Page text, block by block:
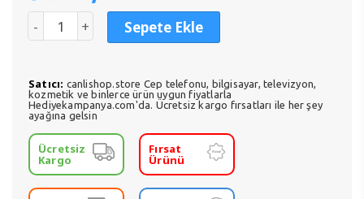
Sepete Ekle
Satıcı: canlishop.store Cep telefonu, bilgisayar, televizyon,
kozmetik ve binlerce ürün uygun fiyatlarla
Hediyekampanya.com'da. Ücretsiz kargo fırsatları ile her şey
ayağına gelsin
Ücretsiz
Kargo
Fırsat
Ürünü